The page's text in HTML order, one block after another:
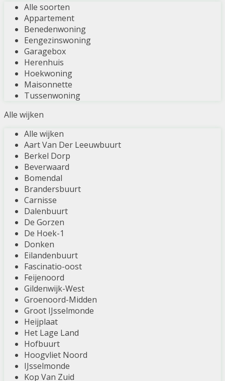
Alle soorten
Appartement
Benedenwoning
Eengezinswoning
Garagebox
Herenhuis
Hoekwoning
Maisonnette
Tussenwoning
Alle wijken
Alle wijken
Aart Van Der Leeuwbuurt
Berkel Dorp
Beverwaard
Bomendal
Brandersbuurt
Carnisse
Dalenbuurt
De Gorzen
De Hoek-1
Donken
Eilandenbuurt
Fascinatio-oost
Feijenoord
Gildenwijk-West
Groenoord-Midden
Groot IJsselmonde
Heijplaat
Het Lage Land
Hofbuurt
Hoogvliet Noord
IJsselmonde
Kop Van Zuid